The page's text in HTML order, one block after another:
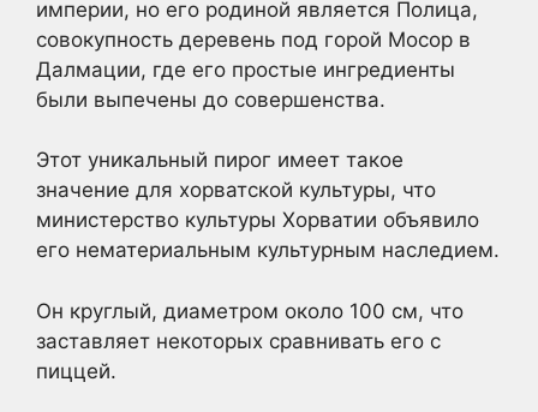
империи, но его родиной является Полица,
совокупность деревень под горой Мосор в
Далмации, где его простые ингредиенты
были выпечены до совершенства.
Этот уникальный пирог имеет такое
значение для хорватской культуры, что
министерство культуры Хорватии объявило
его нематериальным культурным наследием.
Он круглый, диаметром около 100 см, что
заставляет некоторых сравнивать его с
пиццей.